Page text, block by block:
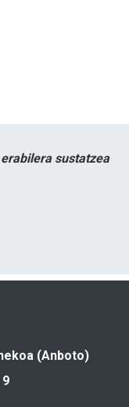
sustatzea
(Anboto)
9